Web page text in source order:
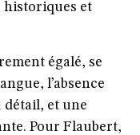
historiques et
égalé, se
l’absence
détail, et une
Pour Flaubert,